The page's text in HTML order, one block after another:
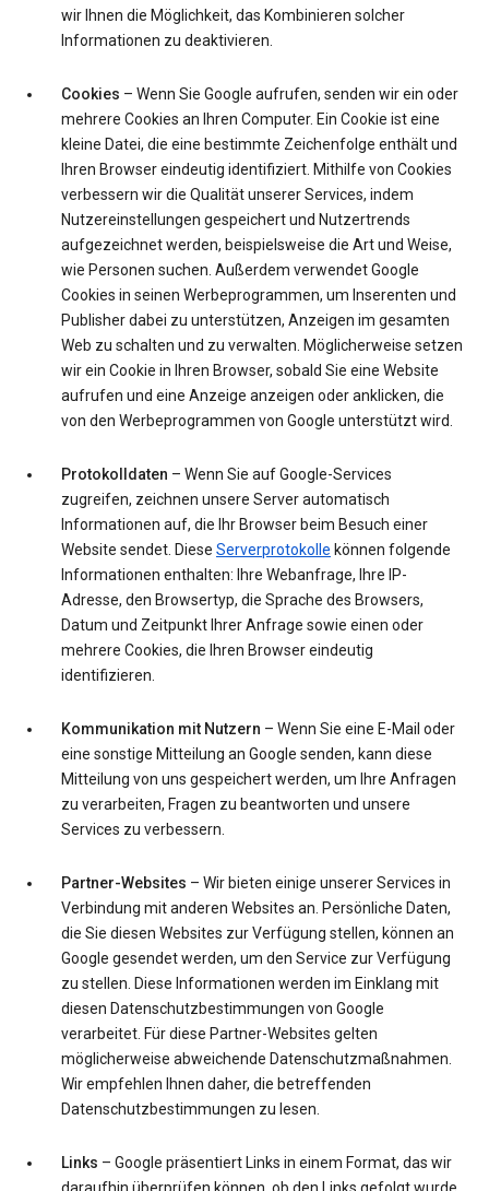
wir Ihnen die Möglichkeit, das Kombinieren solcher
Informationen zu deaktivieren.
Cookies – Wenn Sie Google aufrufen, senden wir ein oder
mehrere Cookies an Ihren Computer. Ein Cookie ist eine
kleine Datei, die eine bestimmte Zeichenfolge enthält und
Ihren Browser eindeutig identifiziert. Mithilfe von Cookies
verbessern wir die Qualität unserer Services, indem
Nutzereinstellungen gespeichert und Nutzertrends
aufgezeichnet werden, beispielsweise die Art und Weise,
wie Personen suchen. Außerdem verwendet Google
Cookies in seinen Werbeprogrammen, um Inserenten und
Publisher dabei zu unterstützen, Anzeigen im gesamten
Web zu schalten und zu verwalten. Möglicherweise setzen
wir ein Cookie in Ihren Browser, sobald Sie eine Website
aufrufen und eine Anzeige anzeigen oder anklicken, die
von den Werbeprogrammen von Google unterstützt wird.
Protokolldaten – Wenn Sie auf Google-Services
zugreifen, zeichnen unsere Server automatisch
Informationen auf, die Ihr Browser beim Besuch einer
Website sendet. Diese Serverprotokolle können folgende
Informationen enthalten: Ihre Webanfrage, Ihre IP-
Adresse, den Browsertyp, die Sprache des Browsers,
Datum und Zeitpunkt Ihrer Anfrage sowie einen oder
mehrere Cookies, die Ihren Browser eindeutig
identifizieren.
Kommunikation mit Nutzern – Wenn Sie eine E-Mail oder
eine sonstige Mitteilung an Google senden, kann diese
Mitteilung von uns gespeichert werden, um Ihre Anfragen
zu verarbeiten, Fragen zu beantworten und unsere
Services zu verbessern.
Partner-Websites – Wir bieten einige unserer Services in
Verbindung mit anderen Websites an. Persönliche Daten,
die Sie diesen Websites zur Verfügung stellen, können an
Google gesendet werden, um den Service zur Verfügung
zu stellen. Diese Informationen werden im Einklang mit
diesen Datenschutzbestimmungen von Google
verarbeitet. Für diese Partner-Websites gelten
möglicherweise abweichende Datenschutzmaßnahmen.
Wir empfehlen Ihnen daher, die betreffenden
Datenschutzbestimmungen zu lesen.
Links – Google präsentiert Links in einem Format, das wir